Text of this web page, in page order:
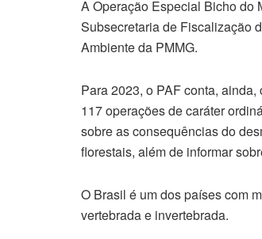
A Operação Especial Bicho do
Subsecretaria de Fiscalização
Ambiente da PMMG.
Para 2023, o PAF conta,
117 operações de caráter
sobre as consequências do
florestais, além de informar
O Brasil é um dos países com
vertebrada e invertebrada.